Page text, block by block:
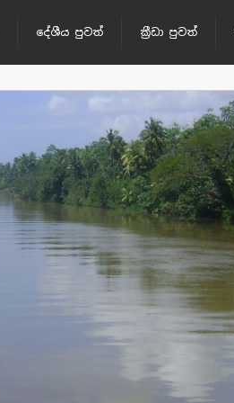
දේශීය පුවත් ක්‍රීඩා පුවත්